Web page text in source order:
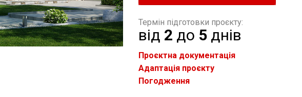
Термін підготовки проєкту:
від 2 до 5 днів
Проєктна документація
Адаптація проєкту
Погодження